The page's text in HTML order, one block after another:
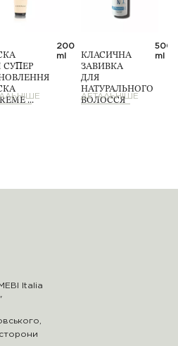
СУПЕР
...
200
ml
КЛАСИЧНА
ЗАВИВКА
ДЛЯ
НАТУРАЛЬНОГО
ВОЛОССЯ
500
ml
ДЕТАЛЬНІШЕ
Italia